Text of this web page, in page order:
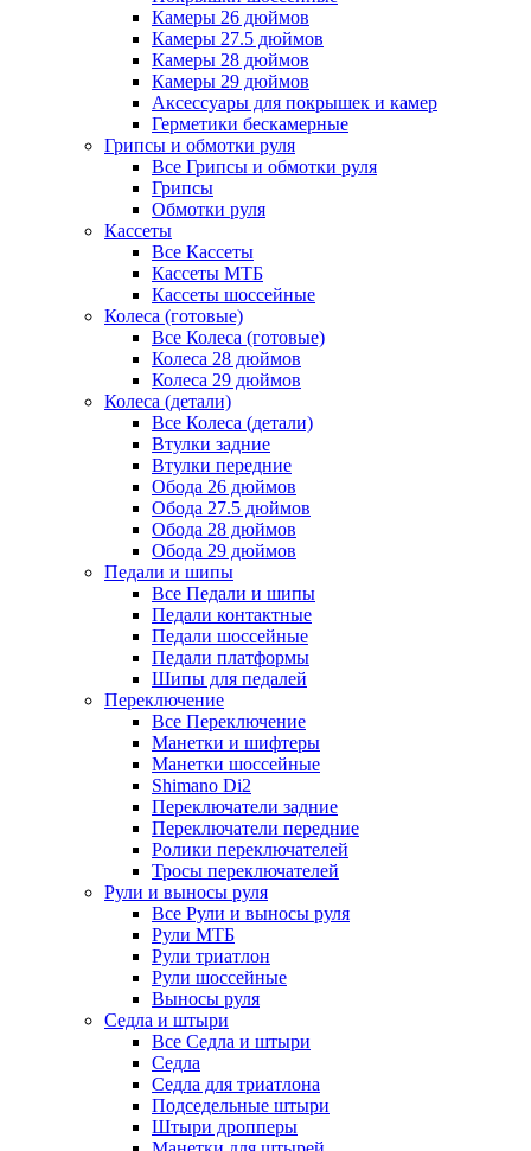
Камеры 26 дюймов
Камеры 27.5 дюймов
Камеры 28 дюймов
Камеры 29 дюймов
Аксессуары для покрышек и камер
Герметики бескамерные
Грипсы и обмотки руля
Все Грипсы и обмотки руля
Грипсы
Обмотки руля
Кассеты
Все Кассеты
Кассеты МТБ
Кассеты шоссейные
Колеса (готовые)
Все Колеса (готовые)
Колеса 28 дюймов
Колеса 29 дюймов
Колеса (детали)
Все Колеса (детали)
Втулки задние
Втулки передние
Обода 26 дюймов
Обода 27.5 дюймов
Обода 28 дюймов
Обода 29 дюймов
Педали и шипы
Все Педали и шипы
Педали контактные
Педали шоссейные
Педали платформы
Шипы для педалей
Переключение
Все Переключение
Манетки и шифтеры
Манетки шоссейные
Shimano Di2
Переключатели задние
Переключатели передние
Ролики переключателей
Тросы переключателей
Рули и выносы руля
Все Рули и выносы руля
Рули МТБ
Рули триатлон
Рули шоссейные
Выносы руля
Седла и штыри
Все Седла и штыри
Седла
Седла для триатлона
Подседельные штыри
Штыри дропперы